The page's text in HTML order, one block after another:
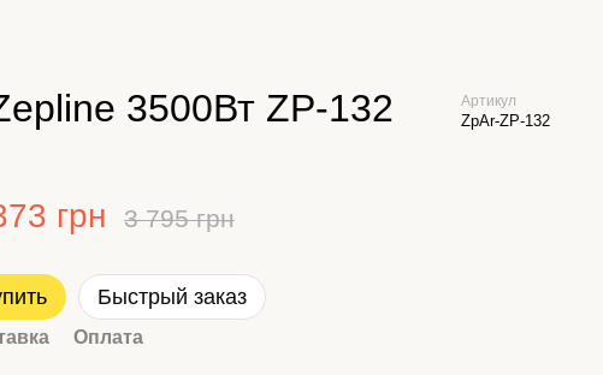
3500Вт ZP-132 Артикул
ZpAr-ZP-132
грн 3 795 грн
Быстрый заказ
Оплата